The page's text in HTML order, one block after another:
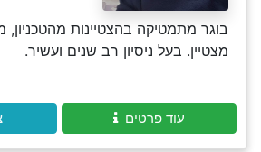
בוגר מתמטיקה בהצטיינות
מצטיין. בעל ניסיון רב שנים ועשיר.
עוד פרטים